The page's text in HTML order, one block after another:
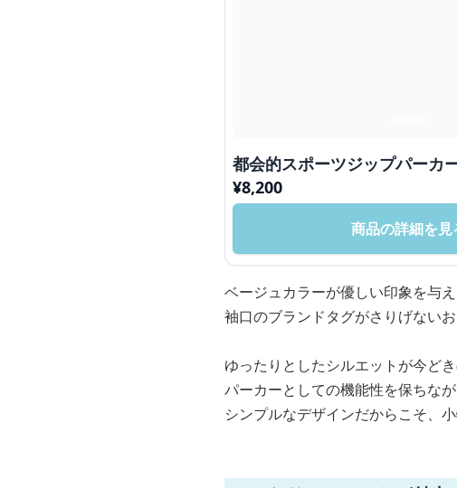
都会的スポーツジップパーカ
¥8,200
商品の詳細を見
ベージュカラーが優しい印象を与
袖口のブランドタグがさりげない
ゆったりとしたシルエットが今ど
パーカーとしての機能性を保ちな
シンプルなデザインだからこそ、